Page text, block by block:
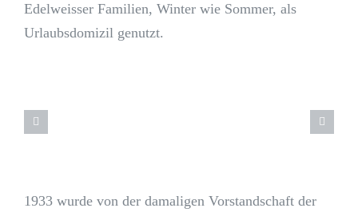
Edelweisser Familien, Winter wie Sommer, als
Urlaubsdomizil genutzt.
1933 wurde von der damaligen Vorstandschaft der